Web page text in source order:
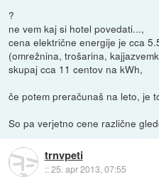
?
ne vem kaj si hotel povedati...,
cena električne energije je cca
(omrežnina, trošarina,
skupaj cca 11 centov na kWh,
če potem preračunaš na leto, je
So pa verjetno cene različne
trnvpeti
::25. apr 2013, 07:55